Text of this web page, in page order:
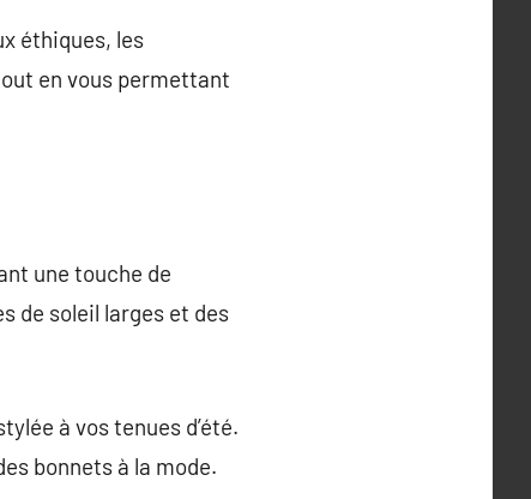
éthiques, les
en vous permettant
une touche de
de soleil larges et des
à vos tenues d’été.
bonnets à la mode.